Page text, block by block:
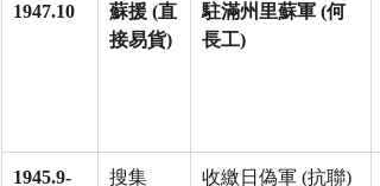
1947.10
蘇援 (直
接易貨)
駐滿州里蘇軍 (何
長工)
1945.9- 搜集 收繳日偽軍 (抗聯)